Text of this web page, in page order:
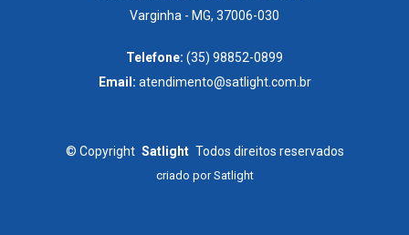
Varginha - MG, 37006-030
Telefone: (35) 98852-0899
Email: atendimento@satlight.com.br
© Copyright Satlight Todos direitos reservados
criado porSatlight